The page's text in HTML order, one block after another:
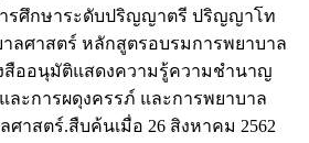
ารศึกษาระดับปริญญาตรี ปริญญาโท
ลศาสตร์ หลักสูตรอบรมการพยาบาล
ออนุมัติแสดงความรู้ความชำนาญ
ละการผดุงครรภ์ และการพยาบาล
ศาสตร์.สืบค้นเมื่อ 26 สิงหาคม 2562